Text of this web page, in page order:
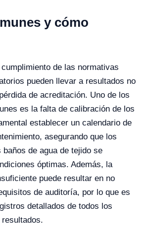
y cómo
de las normativas
pueden llevar a resultados no
de acreditación. Uno de los
es la falta de calibración de los
establecer un calendario de
asegurando que los
de agua de tejido se
óptimas. Además, la
puede resultar en no
de auditoría, por lo que es
detallados de todos los